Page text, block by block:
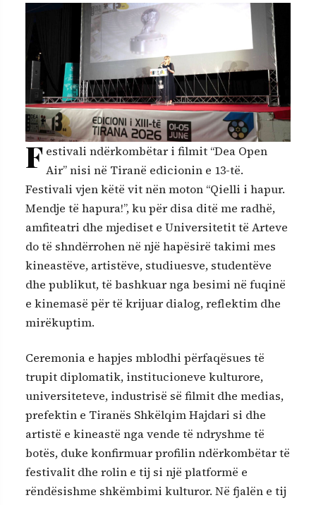
F estivali ndërkombëtar i filmit “Dea Open
Air” nisi në Tiranë edicionin e 13-të.
Festivali vjen këtë vit nën moton “Qielli i hapur.
Mendje të hapura!”, ku për disa ditë me radhë,
amfiteatri dhe mjediset e Universitetit të Arteve
do të shndërrohen në një hapësirë takimi mes
kineastëve, artistëve, studiuesve, studentëve
dhe publikut, të bashkuar nga besimi në fuqinë
e kinemasë për të krijuar dialog, reflektim dhe
mirëkuptim.
Ceremonia e hapjes mblodhi përfaqësues të
trupit diplomatik, institucioneve kulturore,
universiteteve, industrisë së filmit dhe medias,
prefektin e Tiranës Shkëlqim Hajdari si dhe
artistë e kineastë nga vende të ndryshme të
botës, duke konfirmuar profilin ndërkombëtar të
festivalit dhe rolin e tij si një platformë e
rëndësishme shkëmbimi kulturor. Në fjalën e tij